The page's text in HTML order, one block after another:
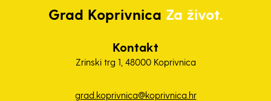
Grad Koprivnica Za život.
Kontakt
Zrinski trg 1, 48000 Koprivnica
grad.koprivnica@koprivnica.hr